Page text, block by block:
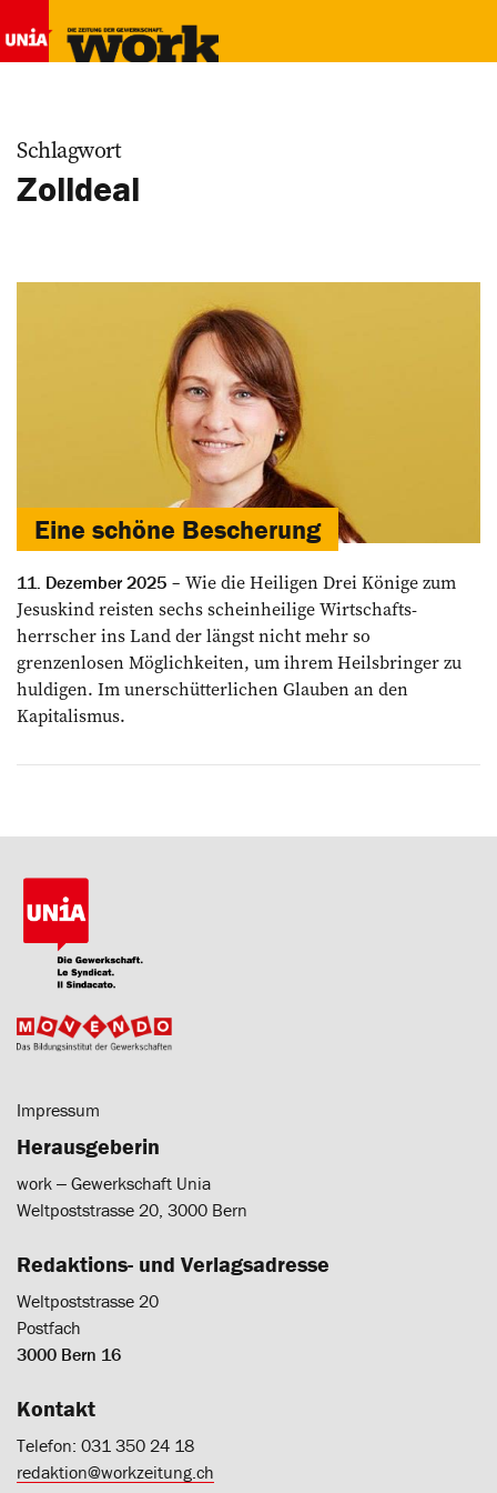
Schlagwort
Zolldeal
Eine schöne ­Bescherung
11. Dezember 2025
Wie die Heiligen Drei Könige zum
Jesuskind reisten sechs scheinheilige Wirtschafts­
herrscher ins Land der längst nicht mehr so
grenzenlosen Möglichkeiten, um ihrem Heilsbringer zu
huldigen. Im unerschütter­lichen Glauben an den
Kapitalismus.
Impressum
Herausgeberin
work ‒ Gewerkschaft Unia
Weltpoststrasse 20, 3000 Bern
Redaktions- und Verlagsadresse
Weltpoststrasse 20
Postfach
3000 Bern 16
Kontakt
Telefon: 031 350 24 18
redaktion@workzeitung.ch